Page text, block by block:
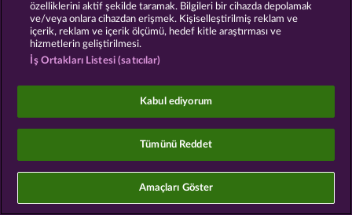
özelliklerini aktif şekilde taramak. Bilgileri bir cihazda depolamak
ve/veya onlara cihazdan erişmek. Kişiselleştirilmiş reklam ve
içerik, reklam ve içerik ölçümü, hedef kitle araştırması ve
hizmetlerin geliştirilmesi.
İş Ortakları Listesi (satıcılar)
Kabul ediyorum
Tümünü Reddet
Amaçları Göster